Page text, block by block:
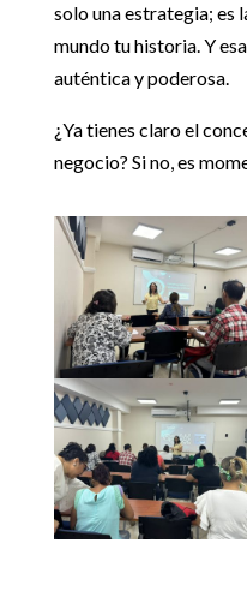
solo una estrategia; es
mundo tu historia. Y
auténtica y poderosa.
¿Ya tienes claro el
negocio? Si no, es